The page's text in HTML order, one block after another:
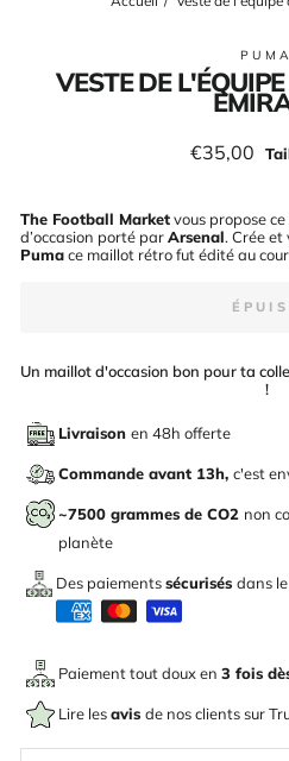
PUMA
VESTE DE
Prix
régulier
€35,00
The Football Marketvous propose
d’occasion porté parArsenal. Crée et
Pumace maillot rétro fut édité au
Un maillot d'occasion bon pour ta
!
Livraison en 48h offerte
Commande avant 13h, c'est
~7500 grammes de CO2 non
planète
Des paiementssécurisés dans
Paiement tout doux en 3 fois
Lire lesavis de nos clients sur